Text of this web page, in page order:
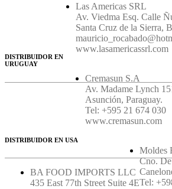
Las Americas SRL
Av. Viedma Esq. Calle
Santa Cruz de la Sierra,
www.lasamericassrl.com
Cremasun S.A
Av. Madame Lynch
Asunción, Paraguay.
Tel: +595 21 674 030
www.cremasun.com
DISTRIBUIDOR EN
URUGUAY
Moldes
Cno.
Tel:
DISTRIBUIDOR EN USA
BA FOOD IMPORTS LLC
435 East 77th Street Suite 4E